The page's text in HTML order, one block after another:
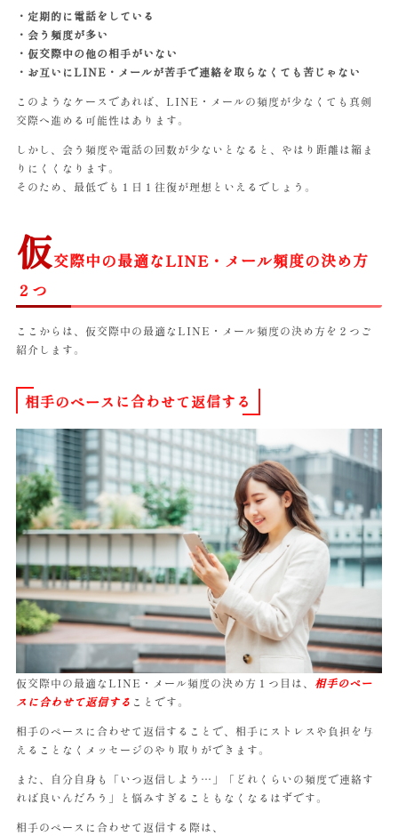
・定期的に電話をしている
・会う頻度が多い
・仮交際中の他の相手がいない
・お互いにLINE・メールが苦手で連絡を取らなくても苦じゃない
このようなケースであれば、LINE・メールの頻度が少なくても真剣
交際へ進める可能性はあります。
しかし、会う頻度や電話の回数が少ないとなると、やはり距離は縮ま
りにくくなります。
そのため、最低でも１日１往復が理想といえるでしょう。
仮交際中の最適なLINE・メール頻度の決め方
２つ
ここからは、仮交際中の最適なLINE・メール頻度の決め方を２つご
紹介します。
相手のペースに合わせて返信する
仮交際中の最適なLINE・メール頻度の決め方１つ目は、 相手のペー
スに合わせて返信する ことです。
相手のペースに合わせて返信することで、相手にストレスや負担を与
えることなくメッセージのやり取りができます。
また、自分自身も「いつ返信しよう…」「どれくらいの頻度で連絡す
れば良いんだろう」と悩みすぎることもなくなるはずです。
相手のペースに合わせて返信する際は、